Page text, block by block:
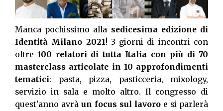
Manca pochissimo alla sedicesima edizione di
Identità Milano 2021! 3 giorni di incontri con
oltre100 relatori di tutta Italia con più di 70
masterclass articolate in 10 approfondimenti
tematici: pasta, pizza, pasticceria, mixology,
servizio in sala e molto altro. Il congresso di
quest'anno avrà un focus sul lavoro e si parlerà